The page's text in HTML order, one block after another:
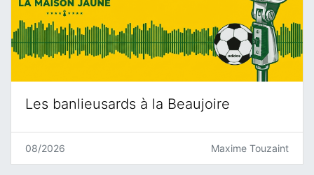
Les banlieusards à la Beaujoire
08/2026 Maxime Touzaint